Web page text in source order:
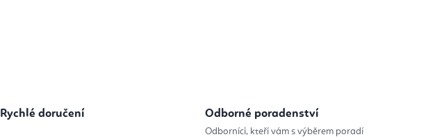
Rychlé doručení Odborné poradenství
Odborníci, kteří vám s výběrem poradí